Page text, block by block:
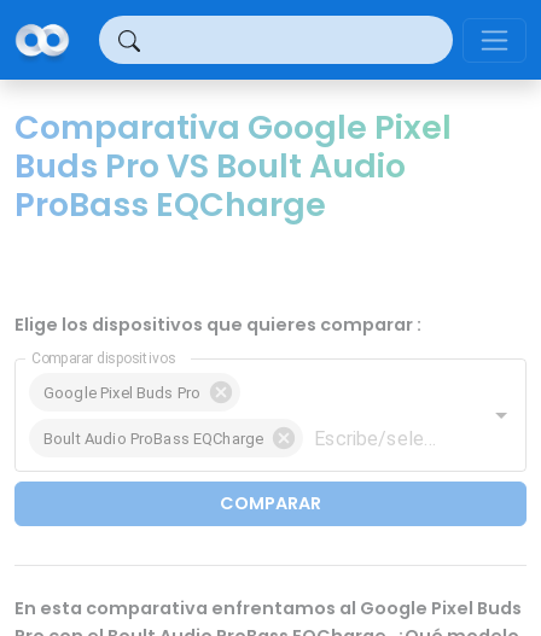
Comparativa Google Pixel
Buds Pro VS Boult Audio
ProBass EQCharge
Elige los dispositivos que quieres comparar :
Comparar dispositivos
Google Pixel Buds Pro
Boult Audio ProBass EQCharge
COMPARAR
En esta comparativa enfrentamos al Google Pixel Buds
Panel de gestión de cookies